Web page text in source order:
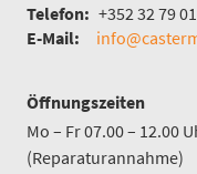
Telefon: +352 32 79
E-Mail:
Öffnungszeiten
Mo – Fr 07.00 – 12.00
(Reparaturannahme)